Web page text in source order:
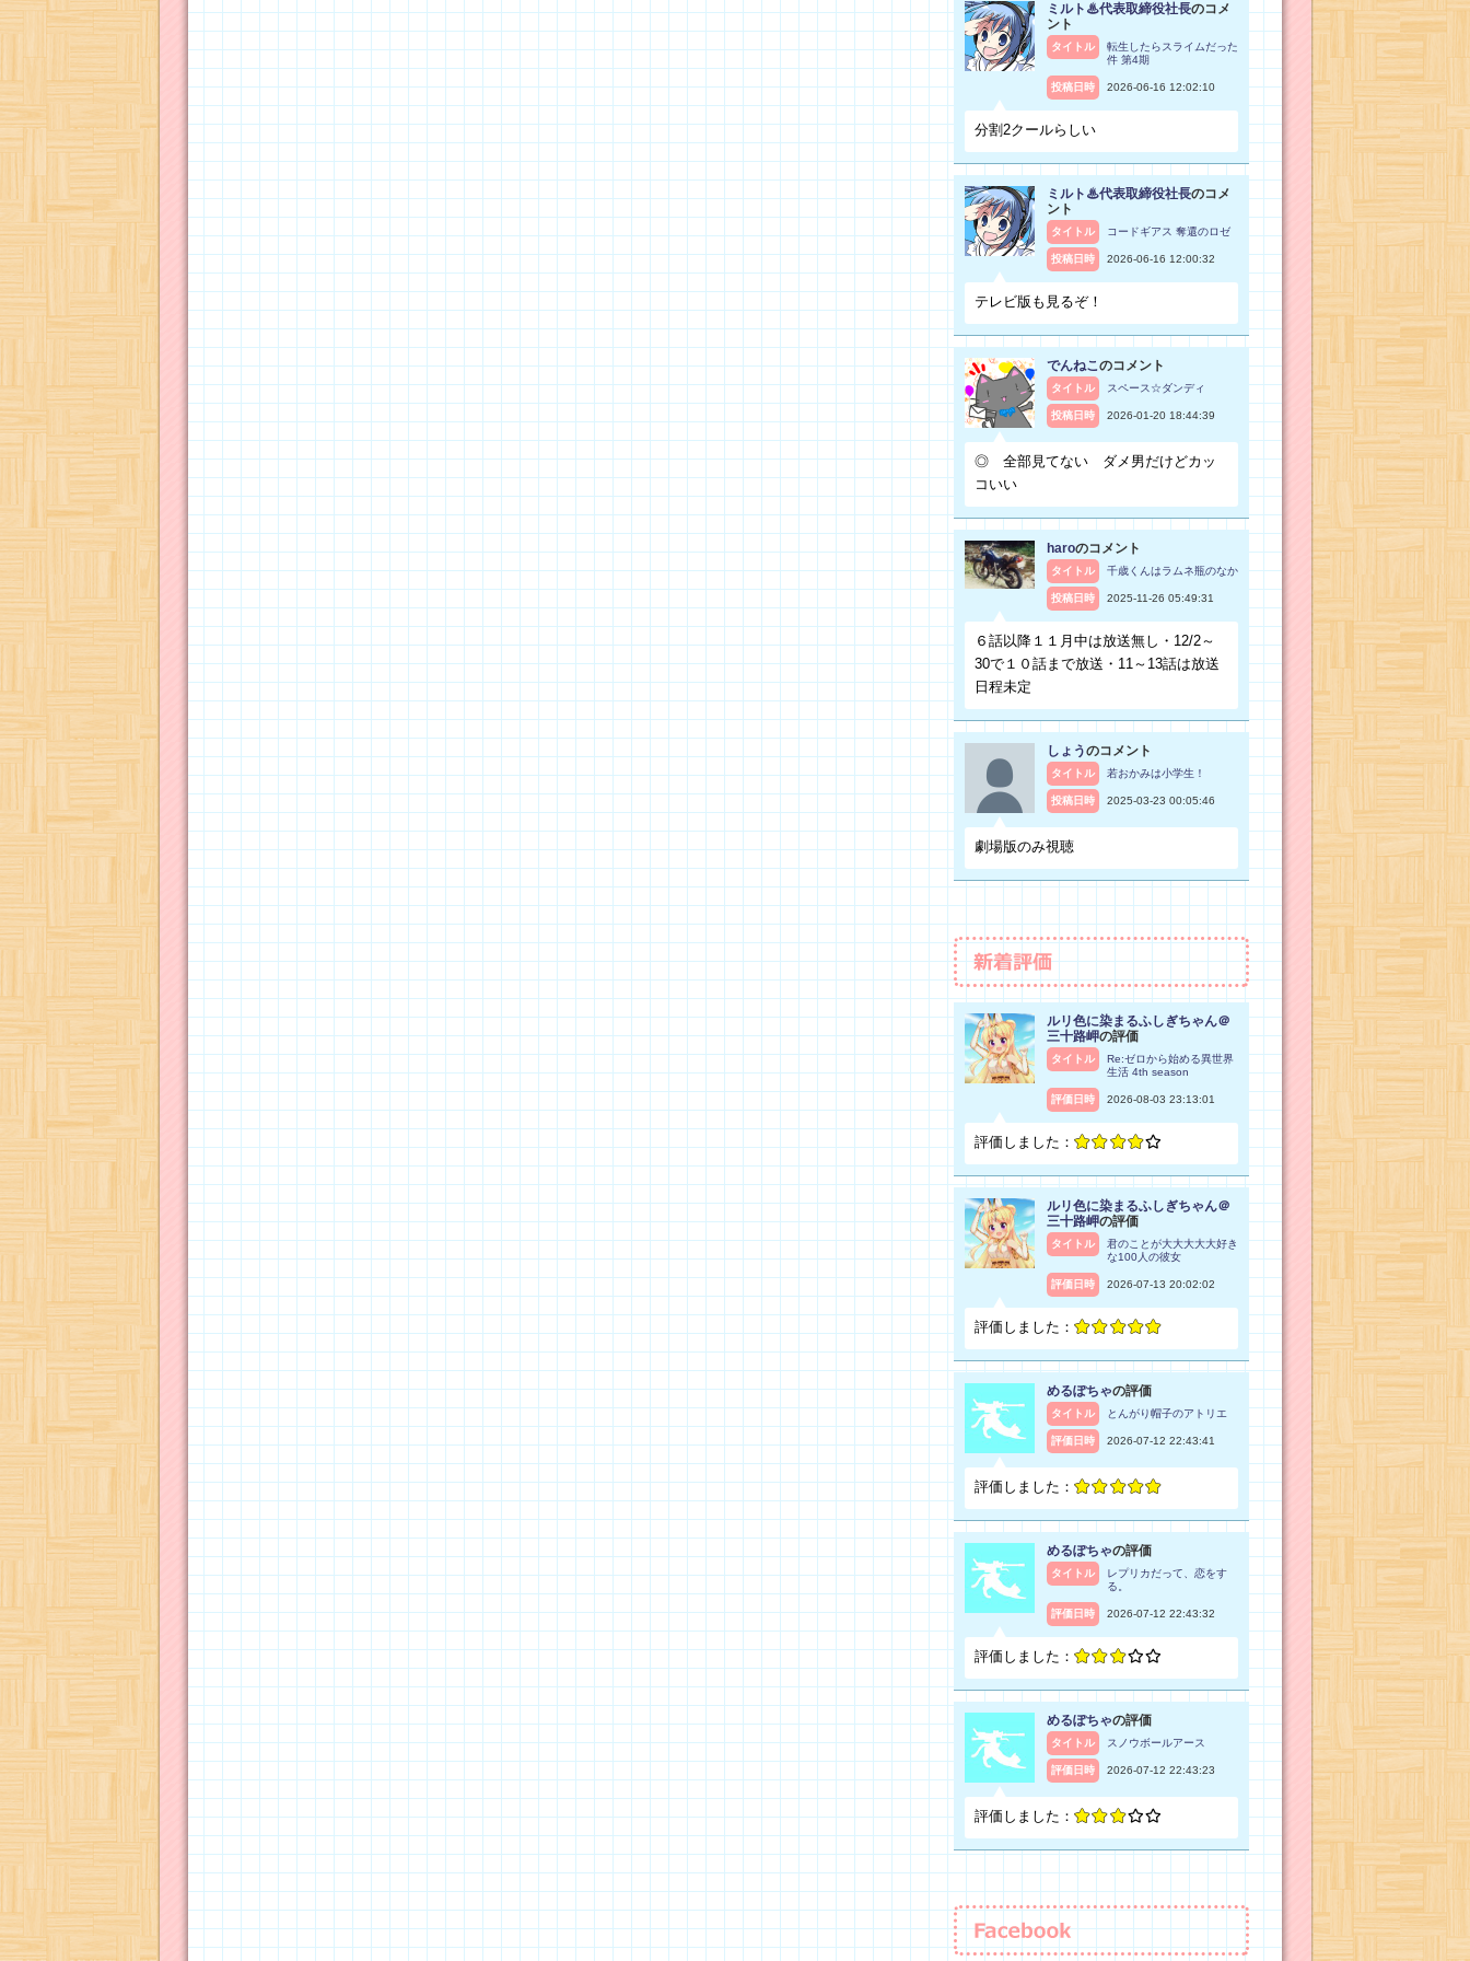
ミルト♨代表取締役社長のコメ
ント
タイトル
転生したらスライムだった
件 第4期
投稿日時 2026-06-16 12:02:10
分割2クールらしい
ミルト♨代表取締役社長のコメ
ント
タイトル コードギアス 奪還のロゼ
投稿日時 2026-06-16 12:00:32
テレビ版も見るぞ！
でんねこのコメント
タイトル スペース☆ダンディ
投稿日時 2026-01-20 18:44:39
◎ 全部見てない ダメ男だけどカッ
コいい
haroのコメント
タイトル 千歳くんはラムネ瓶のなか
投稿日時 2025-11-26 05:49:31
６話以降１１月中は放送無し・12/2～
30で１０話まで放送・11～13話は放送
日程未定
しょうのコメント
タイトル 若おかみは小学生！
投稿日時 2025-03-23 00:05:46
劇場版のみ視聴
ルリ色に染まるふしぎちゃん＠
三十路岬の評価
タイトル
Re:ゼロから始める異世界
生活 4th season
評価日時 2026-08-03 23:13:01
評価しました：
ルリ色に染まるふしぎちゃん＠
三十路岬の評価
タイトル
君のことが大大大大大好き
な100人の彼女
評価日時 2026-07-13 20:02:02
評価しました：
めるぽちゃの評価
タイトル とんがり帽子のアトリエ
評価日時 2026-07-12 22:43:41
評価しました：
めるぽちゃの評価
タイトル
レプリカだって、恋をす
る。
評価日時 2026-07-12 22:43:32
評価しました：
めるぽちゃの評価
タイトル スノウボールアース
評価日時 2026-07-12 22:43:23
評価しました：